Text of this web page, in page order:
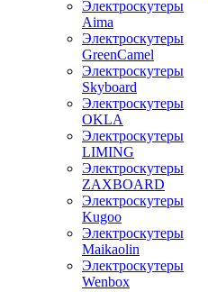
Электроскутеры
Aima
Электроскутеры
GreenCamel
Электроскутеры
Skyboard
Электроскутеры
OKLA
Электроскутеры
LIMING
Электроскутеры
ZAXBOARD
Электроскутеры
Kugoo
Электроскутеры
Maikaolin
Электроскутеры
Wenbox